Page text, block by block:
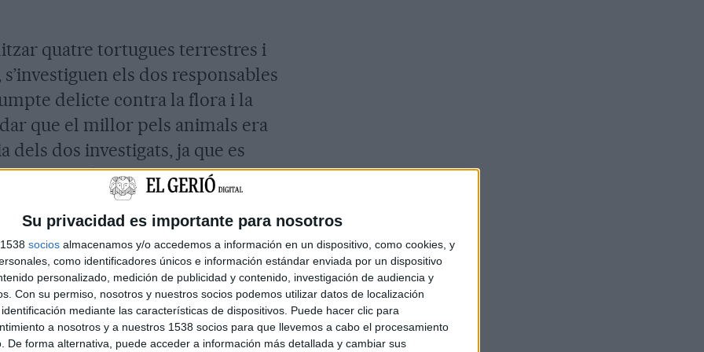
Su privacidad es importante para nosotros
socios almacenamos y/o accedemos a información en un dispositivo, como cookies, y
como identificadores únicos e información estándar enviada por un dispositivo
personalizado, medición de publicidad y contenido, investigación de audiencia y
Con su permiso, nosotros y nuestros socios podemos utilizar datos de localización
mediante las características de dispositivos. Puede hacer clic para
a nosotros y a nuestros 1538 socios para que llevemos a cabo el procesamiento
De forma alternativa, puede acceder a información más detallada y cambiar sus
quatre tortugues terrestres i
els dos responsables
delicte contra la flora i la
que el millor pels animals era
dels dos investigats, ja que es
alimentades i un trasllat els hauria
i les tortugues estan a disposició